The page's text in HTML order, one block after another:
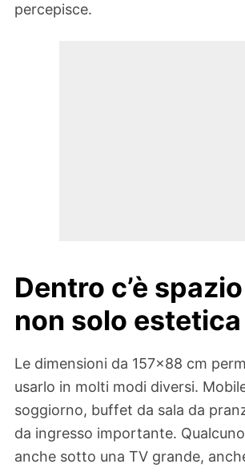
percepisce.
Dentro c’è
non solo estetica
Le dimensioni da 157×88 cm
usarlo in molti modi diversi.
soggiorno, buffet da sala da
da ingresso importante.
anche sotto una TV grande,